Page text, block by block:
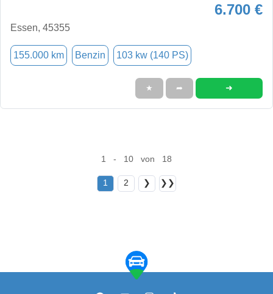
6.700 €
Essen, 45355
155.000 km Benzin 103 kw (140 PS)
★ ➦ ➜
1 - 10 von 18
1 2 ❯ ❯❯